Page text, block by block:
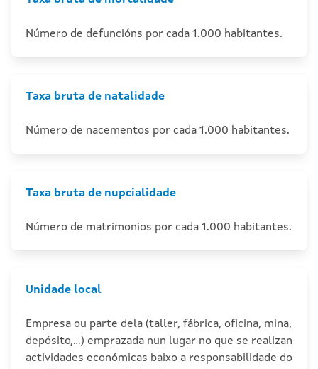
Número de defuncións por cada 1.000 habitantes.
Taxa bruta de natalidade
Número de nacementos por cada 1.000 habitantes.
Taxa bruta de nupcialidade
Número de matrimonios por cada 1.000 habitantes.
Unidade local
Empresa ou parte dela (taller, fábrica, oficina, mina,
depósito,...) emprazada nun lugar no que se realizan
actividades económicas baixo a responsabilidade do